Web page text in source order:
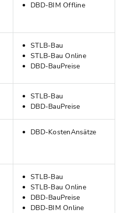
DBD-BIM Offline
STLB-Bau
STLB-Bau Online
DBD-BauPreise
STLB-Bau
DBD-BauPreise
DBD-KostenAnsätze
STLB-Bau
STLB-Bau Online
DBD-BauPreise
DBD-BIM Online